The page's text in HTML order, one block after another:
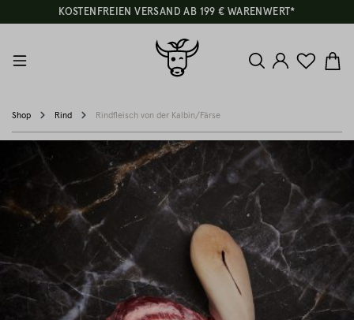
KOSTENFREIEN VERSAND AB 199 € WARENWERT*
Shop Rind Rindfleisch von der Kalbin/Färse